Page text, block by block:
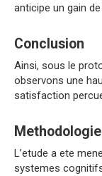
anticipe un gain
Conclusion
Ainsi, sous le
observons une
satisfaction
Methodologie
L’etude a ete
systemes